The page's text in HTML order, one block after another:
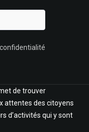
confidentialité
de trouver
attentes des citoyens
d’activités qui y sont